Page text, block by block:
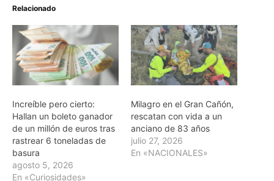
Relacionado
Increíble pero cierto:
Hallan un boleto ganador
de un millón de euros tras
rastrear 6 toneladas de
basura
agosto 5, 2026
En «Curiosidades»
Milagro en el Gran Cañón,
rescatan con vida a un
anciano de 83 años
julio 27, 2026
En «NACIONALES»